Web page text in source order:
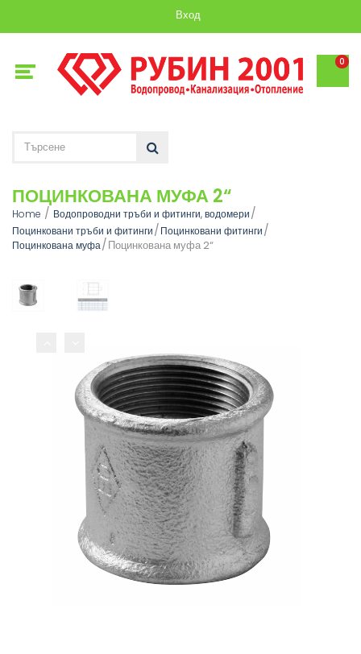
Вход
0
ПОЦИНКОВАНА МУФА 2“
Home
Водопроводни тръби и фитинги, водомери
Поцинковани тръби и фитинги
Поцинковани фитинги
Поцинкована муфа Поцинкована муфа 2“